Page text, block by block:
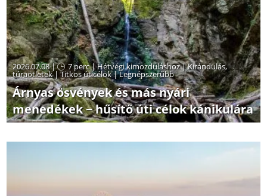
2026.07.08 | 7 perc|Hétvégi kimozduláshoz|Kirándulás,
túraötletek|Titkos úticélok|Legnépszerűbb
Árnyas ösvények és más nyári
menedékek − hűsítő úti célok kánikulára